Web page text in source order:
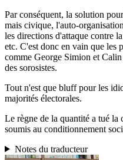
Par conséquent, la solution
mais civique, l'auto-
les directions d'attaque contre
etc. C'est donc en vain que les
comme George Simion et
des sorosistes.
Tout n'est que bluff pour les
majorités électorales.
Le règne de la quantité a tué
soumis au conditionnement
Notes du traducteur